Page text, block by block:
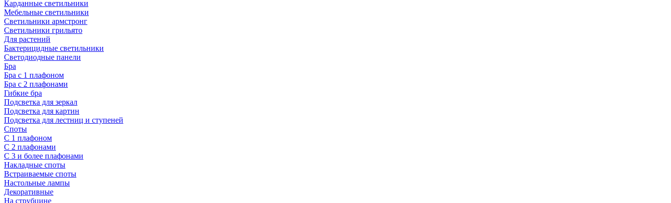
Карданные светильники
Мебельные светильники
Светильники армстронг
Светильники грильято
Для растений
Бактерицидные светильники
Светодиодные панели
Бра
Бра с 1 плафоном
Бра с 2 плафонами
Гибкие бра
Подсветка для зеркал
Подсветка для картин
Подсветка для лестниц и ступеней
Споты
С 1 плафоном
С 2 плафонами
С 3 и более плафонами
Накладные споты
Встраиваемые споты
Настольные лампы
Декоративные
На струбцине